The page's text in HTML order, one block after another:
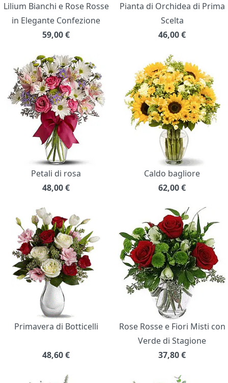
Lilium Bianchi e Rose Rosse
in Elegante Confezione
59,00€
Pianta di Orchidea di Prima
Scelta
46,00€
Petali di rosa
48,00€
Caldo bagliore
62,00€
Primavera di Botticelli
48,60€
Rose Rosse e Fiori Misti con
Verde di Stagione
37,80€